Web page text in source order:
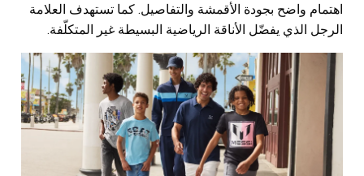
اهتمام واضح بجودة الأقمشة والتفاصيل. كما تستهدف العلامة
الرجل الذي يفضّل الأناقة الرياضية البسيطة غير المتكلّفة.